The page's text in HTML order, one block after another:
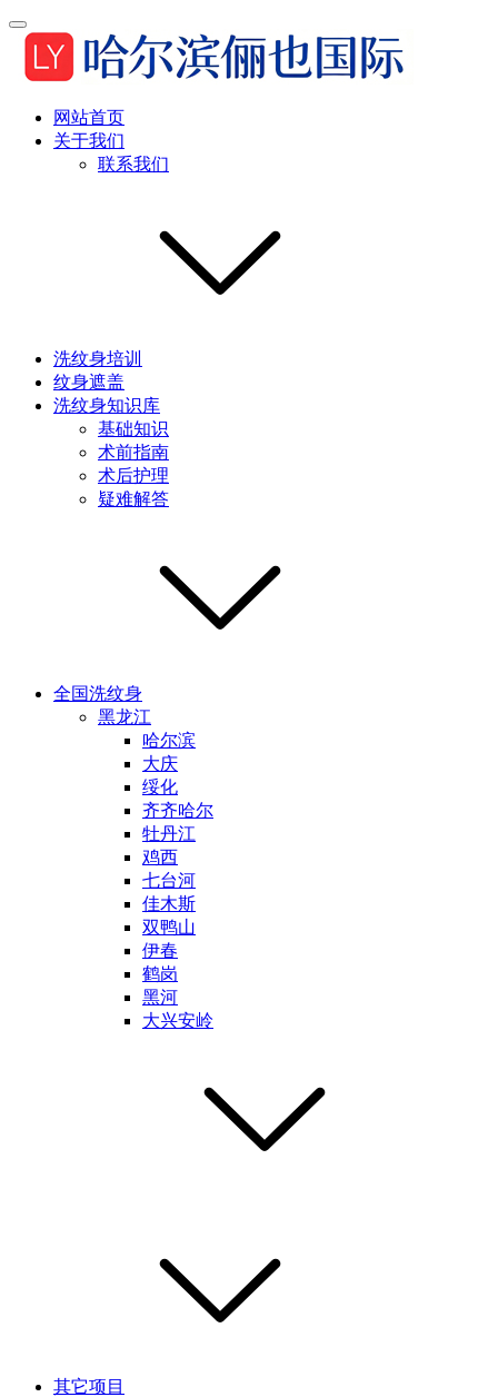
网站首页
关于我们
联系我们
洗纹身培训
纹身遮盖
洗纹身知识库
基础知识
术前指南
术后护理
疑难解答
全国洗纹身
黑龙江
哈尔滨
大庆
绥化
齐齐哈尔
牡丹江
鸡西
七台河
佳木斯
双鸭山
伊春
鹤岗
黑河
大兴安岭
其它项目